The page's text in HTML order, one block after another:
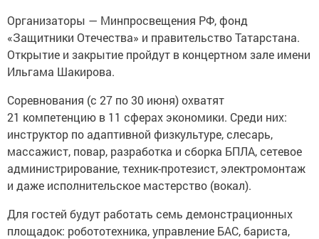
Организаторы — Минпросвещения РФ, фонд
«Защитники Отечества» и правительство Татарстана.
Открытие и закрытие пройдут в концертном зале имени
Ильгама Шакирова.
Соревнования (с 27 по 30 июня) охватят
21 компетенцию в 11 сферах экономики. Среди них:
инструктор по адаптивной физкультуре, слесарь,
массажист, повар, разработка и сборка БПЛА, сетевое
администрирование, техник-протезист, электромонтаж
и даже исполнительское мастерство (вокал).
Для гостей будут работать семь демонстрационных
площадок: робототехника, управление БАС, бариста,